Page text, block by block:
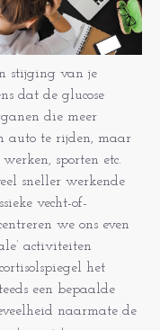
stijging van je
dat de glucose
die meer
auto te rijden, maar
sporten etc.
sneller werkende
vecht-of-
we ons even
activiteiten
het
een bepaalde
naarmate de